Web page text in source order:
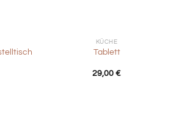
KÜCHE
Tablett
29,00 €